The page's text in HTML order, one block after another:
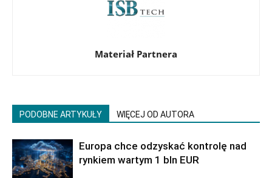
Materiał Partnera
PODOBNE ARTYKUŁY WIĘCEJ OD AUTORA
Europa chce odzyskać kontrolę nad
rynkiem wartym 1 bln EUR